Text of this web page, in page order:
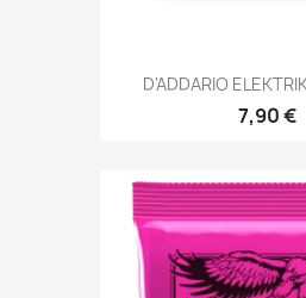
D'ADDARIO
7,90 €